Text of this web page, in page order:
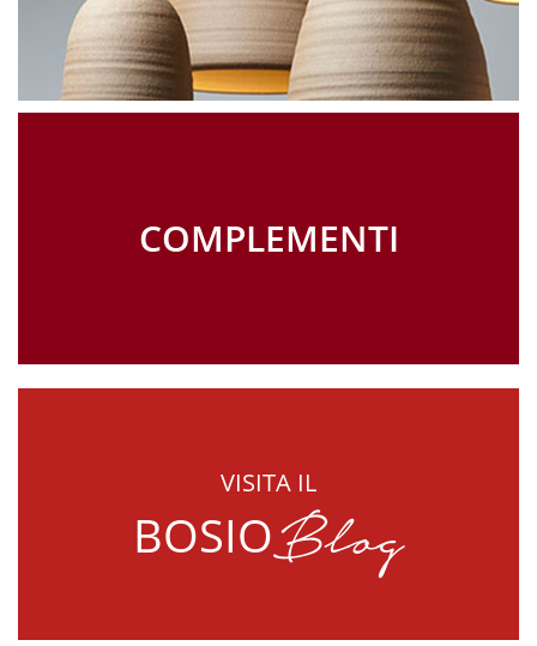
COMPLEMENTI
VISITA IL
BOSIOBlog